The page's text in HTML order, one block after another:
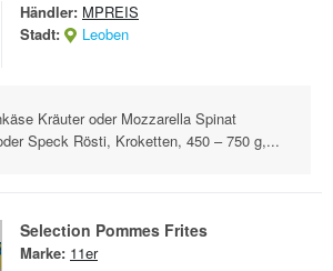
Händler: MPREIS
Stadt:
Leoben
Kräuter oder Mozzarella Spinat
Speck Rösti, Kroketten, 450 – 750 g,...
Selection Pommes Frites
Marke: 11er